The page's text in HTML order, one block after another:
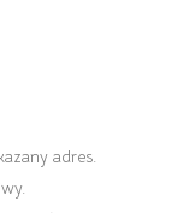
adres.